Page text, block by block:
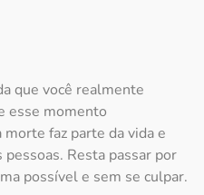
que você realmente
esse momento
morte faz parte da vida e
Resta passar por
possível e sem se culpar.